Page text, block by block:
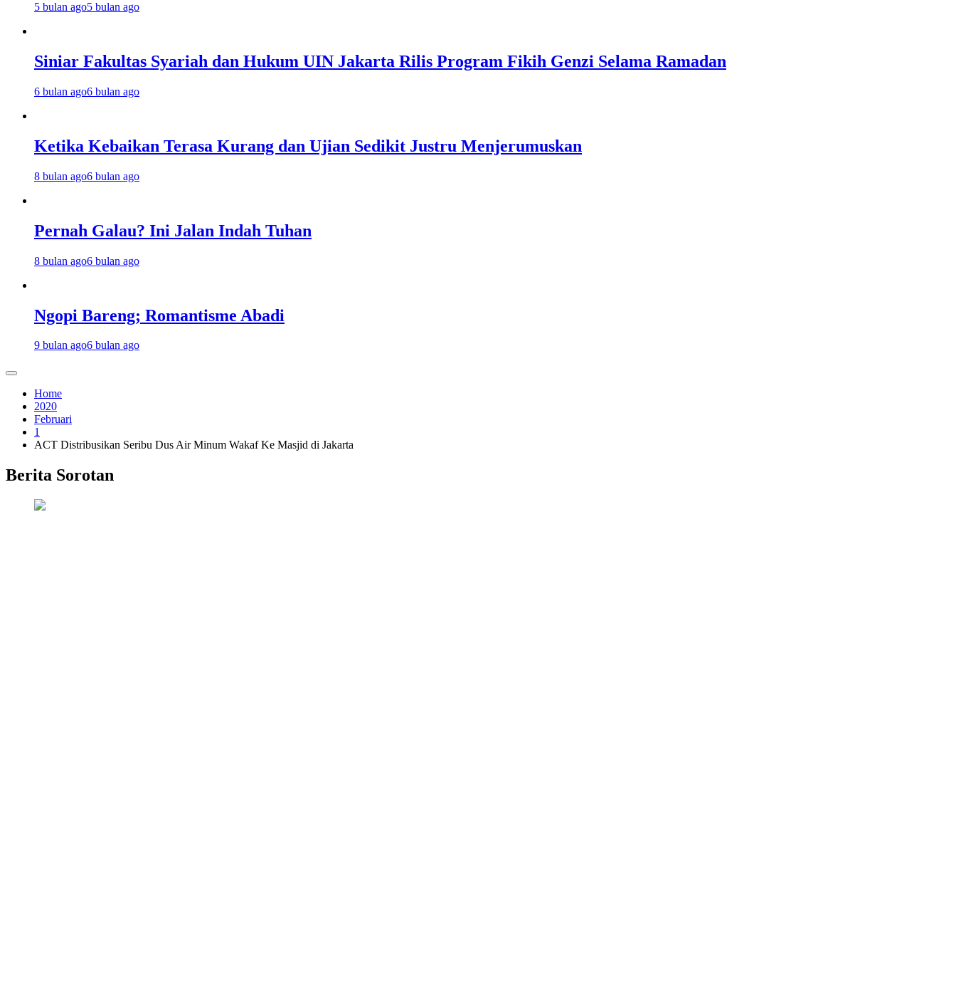
5 bulan ago5 bulan ago
Siniar Fakultas Syariah dan Hukum UIN Jakarta Rilis Program Fikih Genzi Selama Ramadan
6 bulan ago6 bulan ago
Ketika Kebaikan Terasa Kurang dan Ujian Sedikit Justru Menjerumuskan
8 bulan ago6 bulan ago
Pernah Galau? Ini Jalan Indah Tuhan
8 bulan ago6 bulan ago
Ngopi Bareng; Romantisme Abadi
9 bulan ago6 bulan ago
Home
2020
Februari
1
ACT Distribusikan Seribu Dus Air Minum Wakaf Ke Masjid di Jakarta
Berita Sorotan